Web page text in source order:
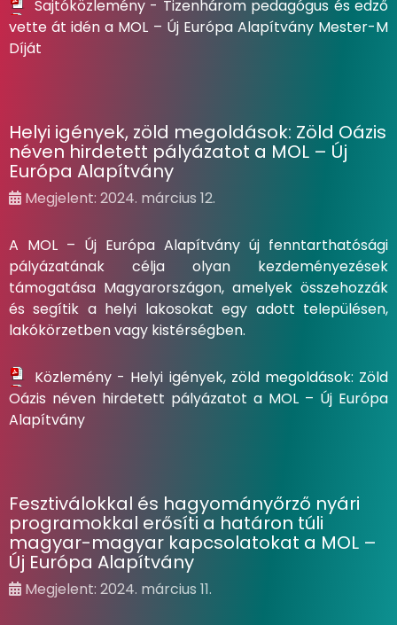
Sajtóközlemény - Tizenhárom pedagógus és edző
vette át idén a MOL – Új Európa Alapítvány Mester-M
Díját
Helyi igények, zöld megoldások: Zöld Oázis
néven hirdetett pályázatot a MOL – Új
Európa Alapítvány
Megjelent: 2024. március 12.
A MOL – Új Európa Alapítvány új fenntarthatósági
pályázatának célja olyan kezdeményezések
támogatása Magyarországon, amelyek összehozzák
és segítik a helyi lakosokat egy adott településen,
lakókörzetben vagy kistérségben.
Közlemény - Helyi igények, zöld megoldások: Zöld
Oázis néven hirdetett pályázatot a MOL – Új Európa
Alapítvány
Fesztiválokkal és hagyományőrző nyári
programokkal erősíti a határon túli
magyar-magyar kapcsolatokat a MOL –
Új Európa Alapítvány
Megjelent: 2024. március 11.